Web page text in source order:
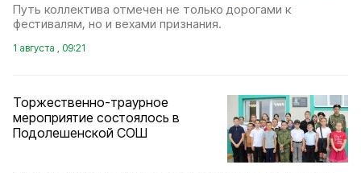
Путь коллектива отмечен не только дорогами к
фестивалям, но и вехами признания.
1 августа , 09:21
Торжественно-траурное
мероприятие состоялось в
Подолешенской СОШ